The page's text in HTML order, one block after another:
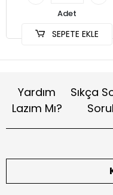
Adet
SEPETE EKLE
Yardım
Lazım Mı?
Sıkça